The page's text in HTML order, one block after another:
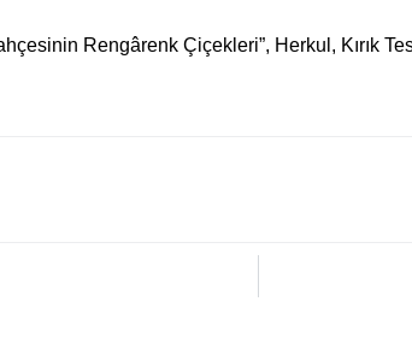
Rengârenk Çiçekleri”, Herkul, Kırık